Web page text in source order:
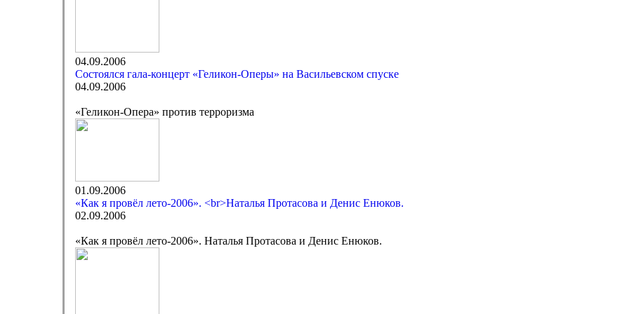
04.09.2006
Состоялся гала-концерт «Геликон-Оперы» на Васильевском спуске
04.09.2006
«Геликон-Опера» против терроризма
01.09.2006
«Как я провёл лето-2006». <br>Наталья Протасова и Денис Енюков.
02.09.2006
«Как я провёл лето-2006». Наталья Протасова и Денис Енюков.